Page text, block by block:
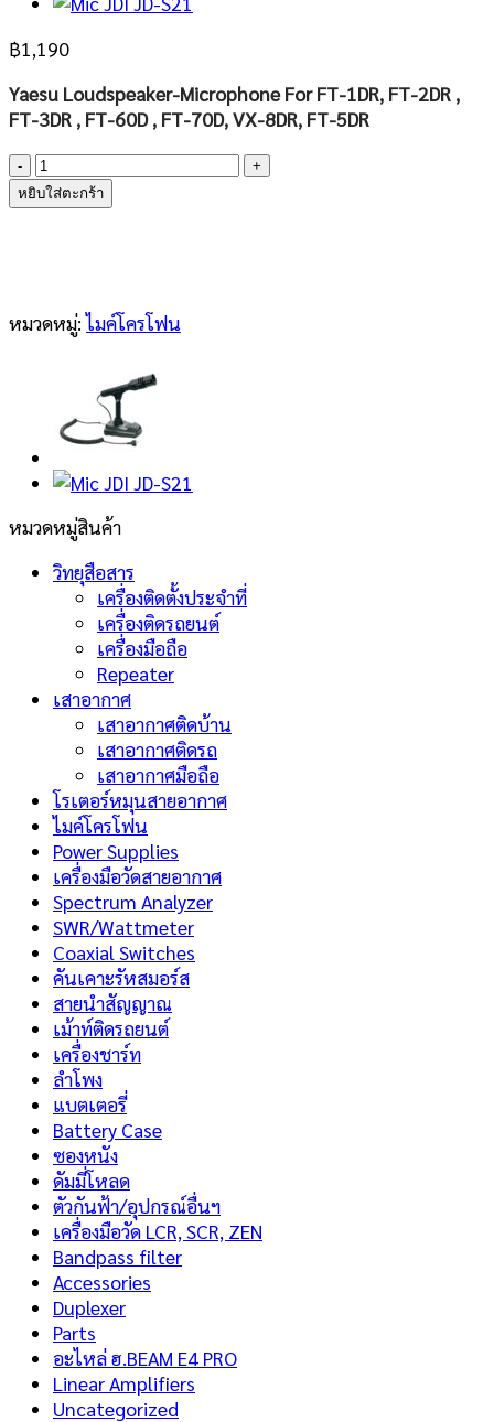
฿1,190
Yaesu Loudspeaker-Microphone For FT-1DR, FT-2DR ,
FT-3DR , FT-60D , FT-70D, VX-8DR, FT-5DR
จำนวน
Yaesu
SSM-
หยิบใส่ตะกร้า
หมวดหมู่:ไมค์โครโฟน
หมวดหมู่สินค้า
วิทยุสือสาร
เครื่องติดตั้งประจำที่
เครื่องติดรถยนต์
เครื่องมือถือ
Repeater
เสาอากาศ
เสาอากาศติดบ้าน
เสาอากาศติดรถ
เสาอากาศมือถือ
โรเตอร์หมุนสายอากาศ
ไมค์โครโฟน
Power Supplies
เครื่องมือวัดสายอากาศ
Spectrum Analyzer
SWR/Wattmeter
Coaxial Switches
คันเคาะรัหสมอร์ส
สายนำสัญญาณ
เม้าท์ติดรถยนต์
เครื่องชาร์ท
ลำโพง
แบตเตอรี่
Battery Case
ซองหนัง
ดัมมี่โหลด
ตัวกันฟ้า/อุปกรณ์อื่นฯ
เครื่องมือวัด LCR, SCR, ZEN
Bandpass filter
Accessories
Duplexer
Parts
อะไหล่ ฮ.BEAM E4 PRO
Linear Amplifiers
Uncategorized